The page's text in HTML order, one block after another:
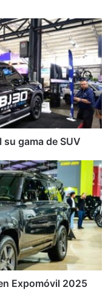
gama de SUV
Expomóvil 2025